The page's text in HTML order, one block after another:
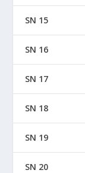
SN 15
SN 16
SN 17
SN 18
SN 19
SN 20